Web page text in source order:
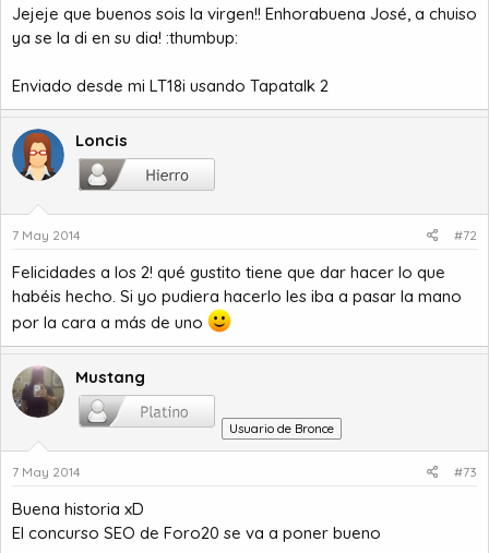
Jejeje que buenos sois la virgen!! Enhorabuena José, a chuiso
ya se la di en su dia! :thumbup:
Enviado desde mi LT18i usando Tapatalk 2
Loncis
7 May 2014 #72
Felicidades a los 2! qué gustito tiene que dar hacer lo que
habéis hecho. Si yo pudiera hacerlo les iba a pasar la mano
por la cara a más de uno
Mustang
Usuario de Bronce
7 May 2014 #73
Buena historia xD
El concurso SEO de Foro20 se va a poner bueno